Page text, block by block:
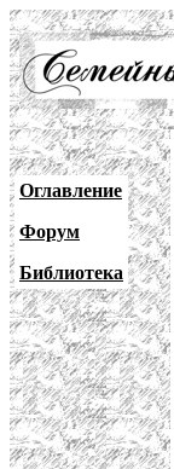
Оглавление
Форум
Библиотека